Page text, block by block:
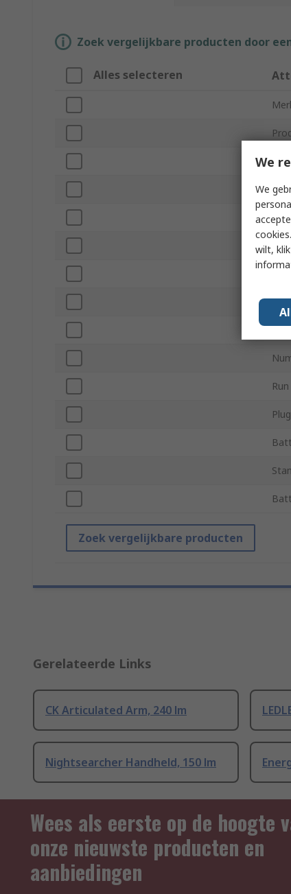
Zoek vergelijkbare producten door
Alles selecteren
Zoek vergelijkbare producten
Gerelateerde Links
CK Articulated Arm, 240 lm
Nightsearcher Handheld, 150 lm
Wees als eerste op de hoogte
onze nieuwste producten en
aanbiedingen
We
We
wilt,